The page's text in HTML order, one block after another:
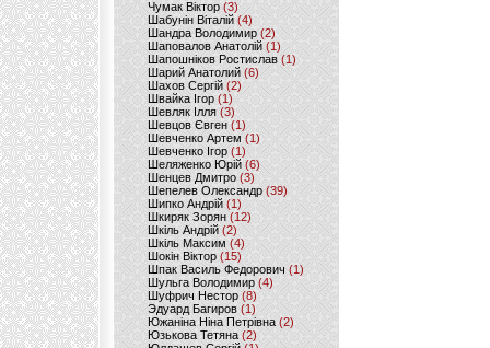
Чумак Віктор(3)
Шабунін Віталій (4)
Шандра Володимир (2)
Шаповалов Анатолій(1)
Шапошніков Ростислав(1)
Шарий Анатолий(6)
Шахов Сергій(2)
Швайка Ігор (1)
Шевляк Ілля (3)
Шевцов Євген (1)
Шевченко Артем(1)
Шевченко Ігор(1)
Шеляженко Юрій (6)
Шенцев Дмитро (3)
Шепелев Олександр (39)
Шипко Андрій(1)
Шкиряк Зорян(12)
Шкіль Андрій(2)
Шкіль Максим (4)
Шокін Віктор (15)
Шпак Василь Федорович (1)
Шульга Володимир (4)
Шуфрич Нестор(8)
Эдуард Багиров (1)
Южаніна Ніна Петрівна (2)
Юзькова Тетяна(2)